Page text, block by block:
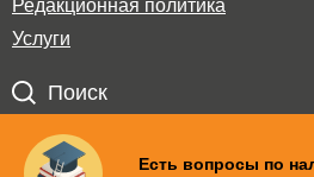
Редакционная политика
Услуги
Поиск
Правила использования материалов и
Есть вопросы по